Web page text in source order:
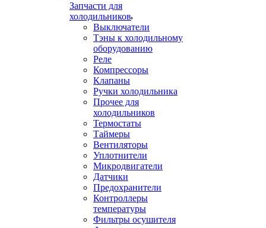
Запчасти для
холодильников
Выключатели
Тэны к холодильному
оборудованию
Реле
Компрессоры
Клапаны
Ручки холодильника
Прочее для
холодильников
Термостаты
Таймеры
Вентиляторы
Уплотнители
Микродвигатели
Датчики
Предохранители
Контроллеры
температуры
Фильтры осушителя